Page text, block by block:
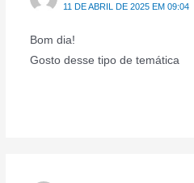
11 DE ABRIL DE 2025 EM 09:04
Bom dia!
Gosto desse tipo de temática